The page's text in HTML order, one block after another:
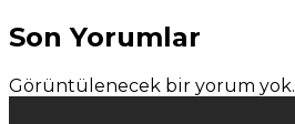
Son Yorumlar
Görüntülenecek bir yorum yok.